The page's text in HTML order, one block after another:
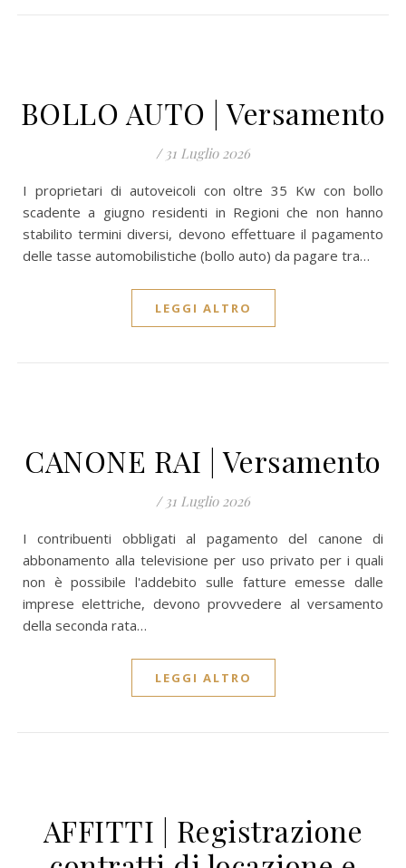
BOLLO AUTO | Versamento
/ 31 Luglio 2026
I proprietari di autoveicoli con oltre 35 Kw con bollo
scadente a giugno residenti in Regioni che non hanno
stabilito termini diversi, devono effettuare il pagamento
delle tasse automobilistiche (bollo auto) da pagare tra…
LEGGI ALTRO
CANONE RAI | Versamento
/ 31 Luglio 2026
I contribuenti obbligati al pagamento del canone di
abbonamento alla televisione per uso privato per i quali
non è possibile l'addebito sulle fatture emesse dalle
imprese elettriche, devono provvedere al versamento
della seconda rata…
LEGGI ALTRO
AFFITTI | Registrazione